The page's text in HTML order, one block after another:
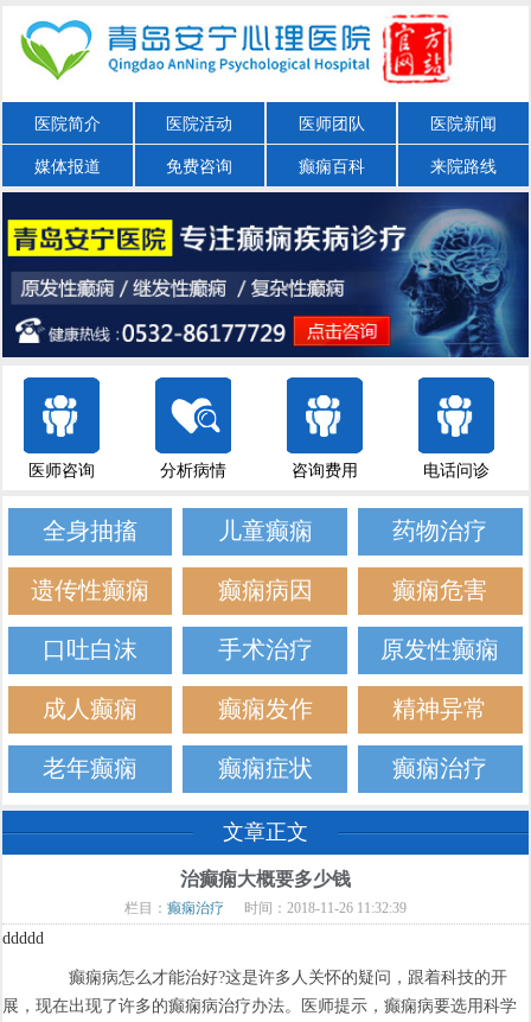
医院简介 医院活动 医师团队 医院新闻
媒体报道 免费咨询 癫痫百科 来院路线
医师咨询 分析病情 咨询费用 电话问诊
全身抽搐 儿童癫痫 药物治疗
遗传性癫痫 癫痫病因 癫痫危害
口吐白沫 手术治疗 原发性癫痫
成人癫痫 癫痫发作 精神异常
老年癫痫 癫痫症状 癫痫治疗
文章正文
治癫痫大概要多少钱
栏目： 癫痫治疗 时间：2018-11-26 11:32:39
ddddd
癫痫病怎么才能治好?这是许多人关怀的疑问，跟着科技的开
展，现在出现了许多的癫痫病治疗办法。医师提示，癫痫病要选用科学